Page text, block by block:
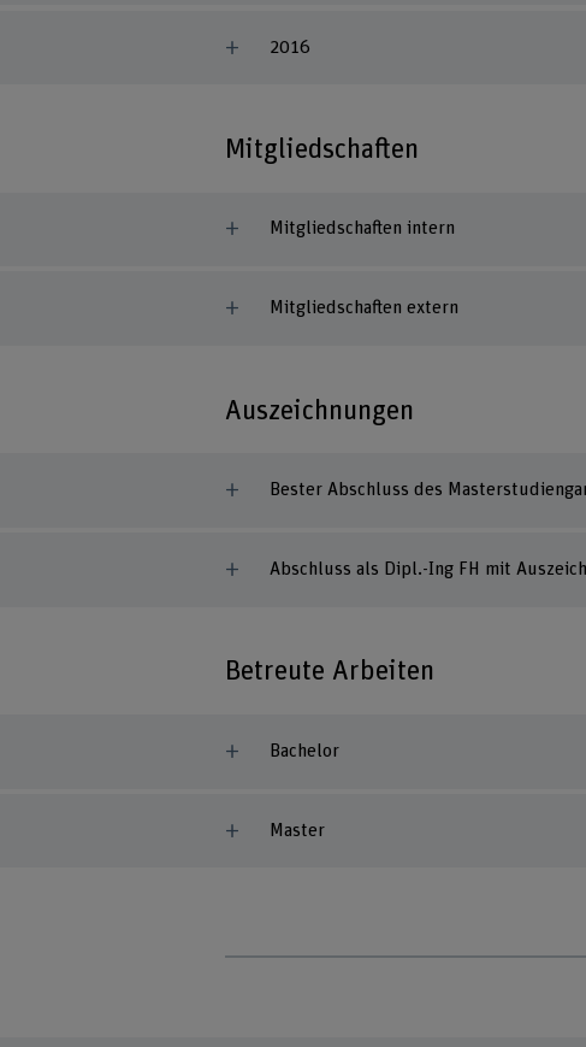
2016
Mitgliedschaften
Mitgliedschaften intern
Mitgliedschaften extern
Auszeichnungen
Bester Abschluss des
Abschluss als Dipl.-Ing FH mit
Betreute Arbeiten
Bachelor
Master